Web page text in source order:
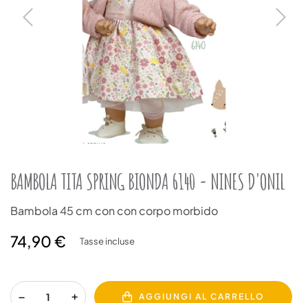
BAMBOLA TITA SPRING BIONDA 6140 - NINES D'ONIL
Bambola 45 cm con con corpo morbido
74,90 € Tasse incluse
AGGIUNGI AL CARRELLO